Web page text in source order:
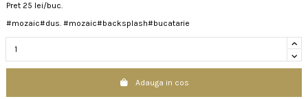
Pret 25 lei/buc.
#mozaic#dus. #mozaic#backsplash#bucatarie
Adauga in cos